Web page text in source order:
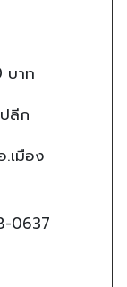
บาท
ลีก
เมือง
0637